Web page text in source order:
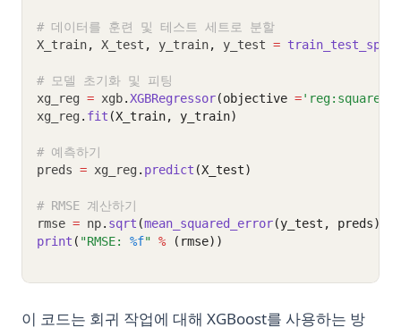
# 데이터를 훈련 및 테스트 세트로 분할
X_train, X_test , y_train, y_test = train_test_split
# 모델 초기화 및 피팅
xg_reg = xgb.XGBRegressor(objective =
xg_reg . fit (X_train, y_train)
# 예측하기
preds = xg_reg . predict (X_test)
# RMSE 계산하기
rmse = np. sqrt (mean_squared_error(y_test, preds))
print ( "RMSE: %f" % (rmse))
이 코드는 회귀 작업에 대해 XGBoost를 사용하는 방